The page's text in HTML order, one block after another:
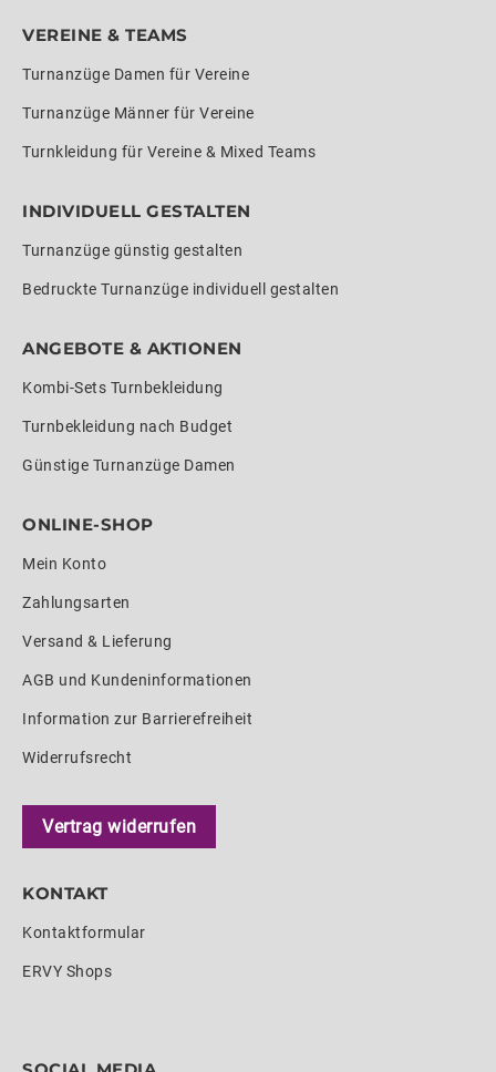
VEREINE & TEAMS
Turnanzüge Damen für Vereine
Turnanzüge Männer für Vereine
Turnkleidung für Vereine & Mixed Teams
INDIVIDUELL GESTALTEN
Turnanzüge günstig gestalten
Bedruckte Turnanzüge individuell gestalten
ANGEBOTE & AKTIONEN
Kombi-Sets Turnbekleidung
Turnbekleidung nach Budget
Günstige Turnanzüge Damen
ONLINE-SHOP
Mein Konto
Zahlungsarten
Versand & Lieferung
AGB und Kundeninformationen
Information zur Barrierefreiheit
Widerrufsrecht
Vertrag widerrufen
KONTAKT
Kontaktformular
ERVY Shops